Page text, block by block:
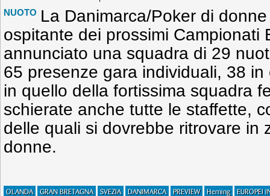
NUOTO La Danimarca/Poker di
ospitante dei prossimi Campionati
annunciato una squadra di 29
65 presenze gara individuali, 38
in quello della fortissima squadra
schierate anche tutte le staffette,
delle quali si dovrebbe ritrovare in
donne.
OLANDA GRAN BRETAGNA SVEZIA DANIMARCA PREVIEW Herning EUROPEI